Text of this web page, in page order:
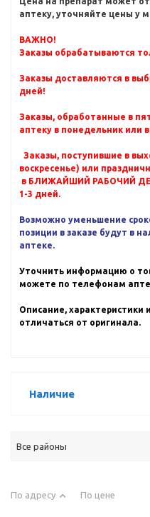
аптеку, уточняйте цены у
ВАЖНО!
Заказы обрабатываются
Заказы доставляются в
дней!
Заказы, обработанные в
аптеку в понедельник или
Заказы, поступившие в
воскресенье) или
в БЛИЖАЙШИЙ РАБОЧИЙ
1-3 дней.
Возможно уменьшение
позиции в заказе будут в
аптеке.
Уточнить информацию о
можете по телефонам
Описание, характеристики
отличаться от оригинала.
Наличие
Все районы
По адресу По цене